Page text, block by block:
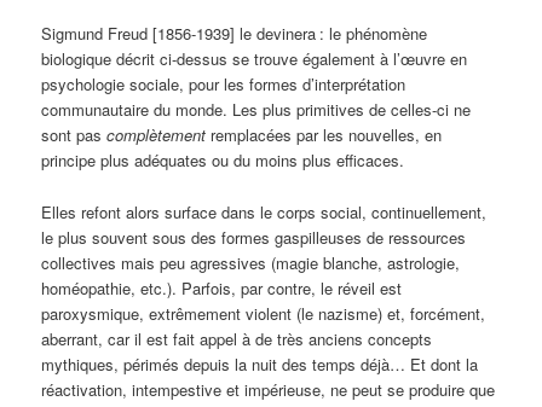
Sigmund Freud [1856-1939] le devinera : le phénomène
biologique décrit ci-dessus se trouve également à l’œuvre en
psychologie sociale, pour les formes d’interprétation
communautaire du monde. Les plus primitives de celles-ci ne
sont pascomplètement remplacées par les nouvelles, en
principe plus adéquates ou du moins plus efficaces.
Elles refont alors surface dans le corps social, continuellement,
le plus souvent sous des formes gaspilleuses de ressources
collectives mais peu agressives (magie blanche, astrologie,
homéopathie, etc.). Parfois, par contre, le réveil est
paroxysmique, extrêmement violent (le nazisme) et, forcément,
aberrant, car il est fait appel à de très anciens concepts
mythiques, périmés depuis la nuit des temps déjà… Et dont la
réactivation, intempestive et impérieuse, ne peut se produire que